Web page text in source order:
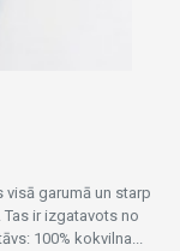
garumā un starp
ir izgatavots no
100% kokvilna...